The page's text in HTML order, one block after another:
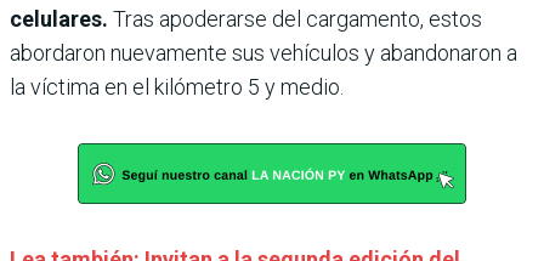
celulares. Tras apoderarse del cargamento, estos
abordaron nuevamente sus vehículos y abandonaron a
la víctima en el kilómetro 5 y medio.